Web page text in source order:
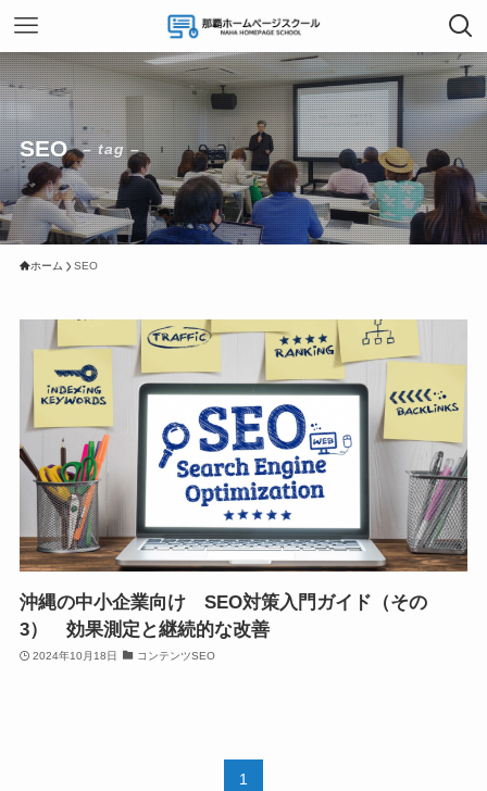
SEO – tag –
ホーム SEO
沖縄の中小企業向け SEO対策入門ガイド（その
3） 効果測定と継続的な改善
2024年10月18日 コンテンツSEO
1